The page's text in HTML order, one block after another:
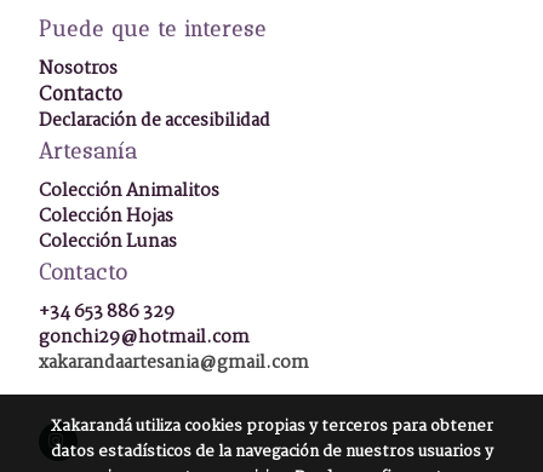
Puede que te interese
Nosotros
Contacto
Declaración de accesibilidad
Artesanía
Colección Animalitos
Colección Hojas
Colección Lunas
Contacto
+34 653 886 329
gonchi29@hotmail.com
xakarandaartesania@gmail.com
Xakarandáutiliza cookies propias y terceros para obtener
datos estadísticos de la navegación de nuestros usuarios y